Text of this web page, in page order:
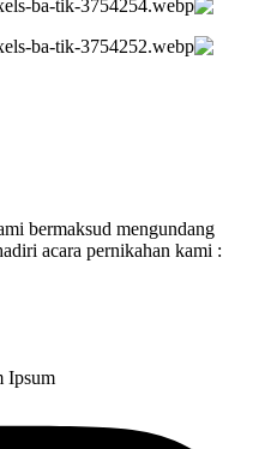
bermaksud mengundang
acara pernikahan kami :
Ipsum